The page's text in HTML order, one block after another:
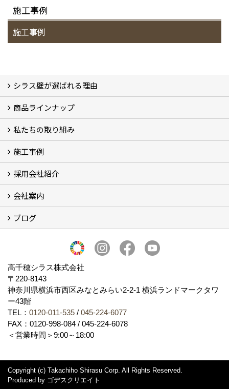
施工事例
施工事例
シラス壁が選ばれる理由
シラスストーリー
こだわり
シラス壁の驚くべき性能
商品ラインナップ
一覧
内装仕上げ材
外装仕上げ材
舗装材
水性無機高分子系ハイブリッド型塗料
エコリフォーム
消臭壁紙
Q&A
資料PDF
私たちの取り組み
SDGs、GHGへの取り組み (2)
マグマシラス米
特別対談 (2)
高千穂シラス解説ムービー
研究プロジェクト (4)
プロジェクト (3)
施工事例
施工事例
お客様からのお便り
採用会社紹介
採用会社紹介
「鏝人の会」左官店のご紹介
会社案内
会社概要・沿革
代表の実績
製造紹介
ショールーム
アクセス
採用情報
バナーダウンロード
プライバシーポリシー
Takachiho Shirasu Global Site
LINE公式アカウント
ブログ
高千穂シラス株式会社
〒220-8143
神奈川県横浜市西区みなとみらい2‐2‐1 横浜ランドマークタワ
ー43階
TEL： 0120-011-535 / 045-224-6077
FAX：0120-998-084 / 045-224-6078
＜営業時間＞9:00～18:00
Copyright (c) Takachiho Shirasu Corp. All Rights Reserved.
Produced by ゴデスクリエイト